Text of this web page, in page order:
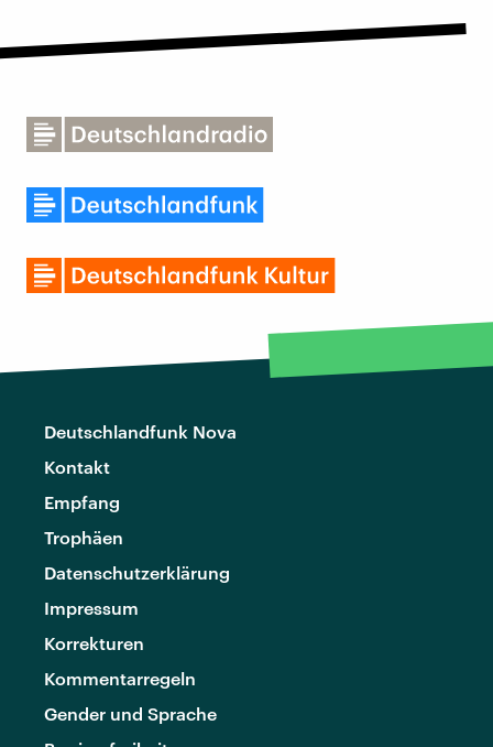
Deutschlandfunk Nova
Kontakt
Empfang
Trophäen
Datenschutzerklärung
Impressum
Korrekturen
Kommentarregeln
Gender und Sprache